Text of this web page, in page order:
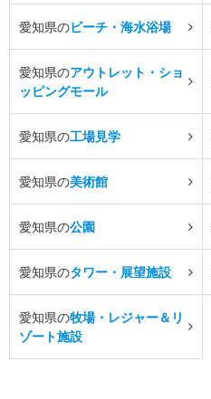
愛知県のビーチ・海水浴場
愛知県のアウトレット・ショ
ッピングモール
愛知県の工場見学
愛知県の美術館
愛知県の公園
愛知県のタワー・展望施設
愛知県の牧場・レジャー＆リ
ゾート施設